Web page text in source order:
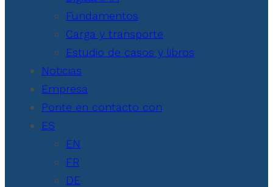
Fundamentos
Carga y transporte
Estudio de casos y libros
Noticias
Empresa
Ponte en contacto con
ES
EN
FR
DE